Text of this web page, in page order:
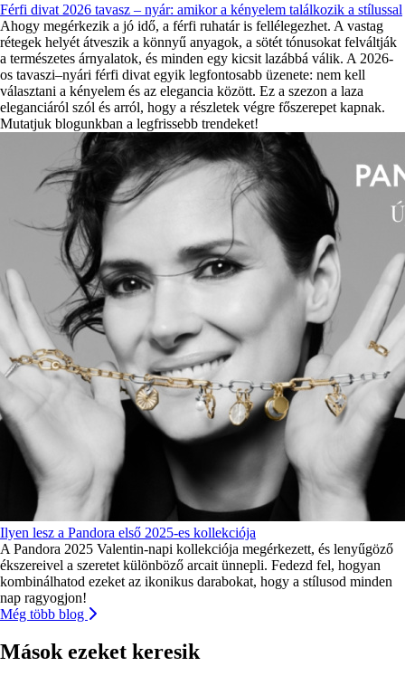
Férfi divat 2026 tavasz – nyár: amikor a kényelem találkozik a stílussal
Ahogy megérkezik a jó idő, a férfi ruhatár is fellélegezhet. A vastag
rétegek helyét átveszik a könnyű anyagok, a sötét tónusokat felváltják
a természetes árnyalatok, és minden egy kicsit lazábbá válik. A 2026-
os tavaszi–nyári férfi divat egyik legfontosabb üzenete: nem kell
választani a kényelem és az elegancia között. Ez a szezon a laza
eleganciáról szól és arról, hogy a részletek végre főszerepet kapnak.
Mutatjuk blogunkban a legfrissebb trendeket!
Ilyen lesz a Pandora első 2025-es kollekciója
A Pandora 2025 Valentin-napi kollekciója megérkezett, és lenyűgöző
ékszereivel a szeretet különböző arcait ünnepli. Fedezd fel, hogyan
kombinálhatod ezeket az ikonikus darabokat, hogy a stílusod minden
nap ragyogjon!
Még több blog
Mások ezeket keresik